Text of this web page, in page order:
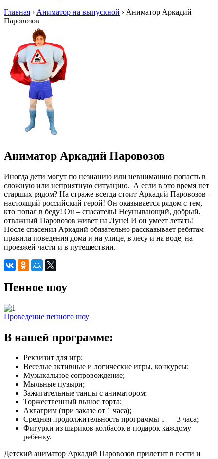
Главная › Аниматор на выпускной › Аниматор Аркадий
Паровозов
Аниматор Аркадий Паровозов
Иногда дети могут по незнанию или невниманию попасть в
сложную или неприятную ситуацию. А если в это время нет
старших рядом? На страже всегда стоит Аркадий Паровозов –
настоящий российский герой! Он оказывается рядом с тем,
кто попал в беду! Он – спасатель! Неунывающий, добрый,
отважный Паровозов живет на Луне! И он умеет летать!
После спасения Аркадий обязательно рассказывает ребятам
правила поведения дома и на улице, в лесу и на воде, на
проезжей части и в путешествии.
Пенное шоу
Проведение пенного шоу
В нашей программе:
Реквизит для игр;
Веселые активные и логические игры, конкурсы;
Музыкальное сопровождение;
Мыльные пузыри;
Зажигательные танцы с аниматором;
Торжественный вынос торта;
Аквагрим (при заказе от 1 часа);
Средняя продолжительность программы 1 — 3 часа;
Фигурки из шариков колбасок в подарок каждому
ребёнку.
Детский аниматор Аркадий Паровозов прилетит в гости и